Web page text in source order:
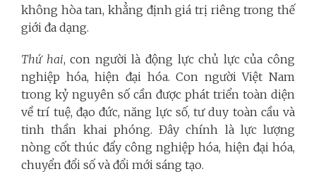
không hòa tan, khẳng định giá trị riêng trong thế
giới đa dạng.
Thứ hai, con người là động lực chủ lực của công
nghiệp hóa, hiện đại hóa. Con người Việt Nam
trong kỷ nguyên số cần được phát triển toàn diện
về trí tuệ, đạo đức, năng lực số, tư duy toàn cầu và
tinh thần khai phóng. Đây chính là lực lượng
nòng cốt thúc đẩy công nghiệp hóa, hiện đại hóa,
chuyển đổi số và đổi mới sáng tạo.